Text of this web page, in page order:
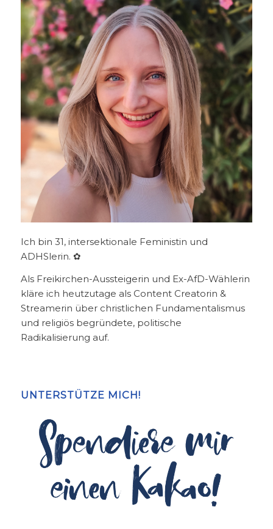
Ich bin 31, intersektionale Feministin und
ADHSlerin. ✿
Als Freikirchen-Aussteigerin und Ex-AfD-Wählerin
kläre ich heutzutage als Content Creatorin &
Streamerin über christlichen Fundamentalismus
und religiös begründete, politische
Radikalisierung auf.
UNTERSTÜTZE MICH!